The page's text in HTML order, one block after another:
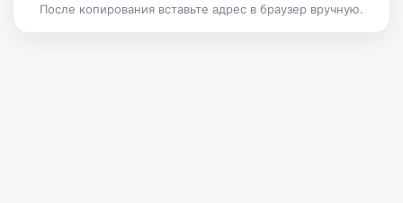
После копирования вставьте адрес в браузер вручную.